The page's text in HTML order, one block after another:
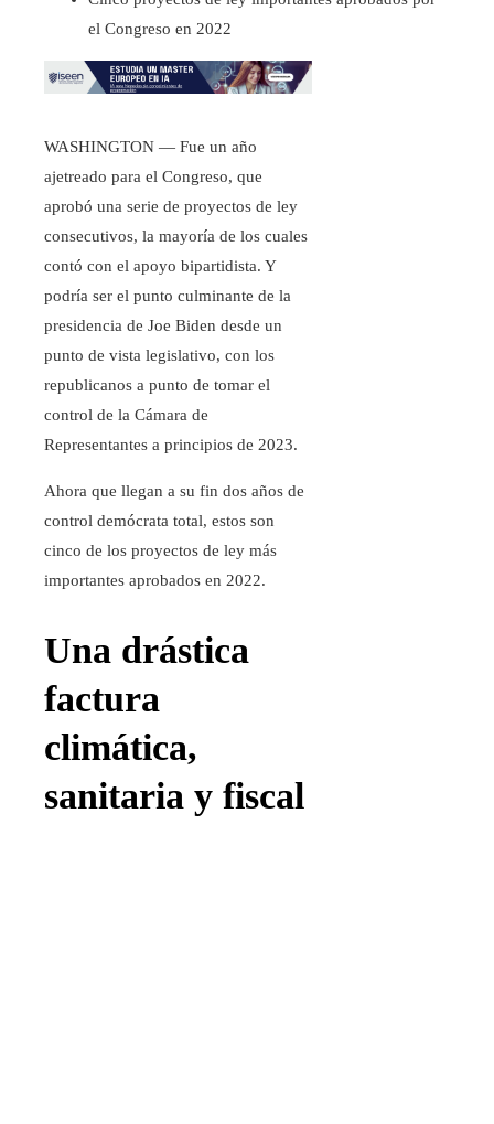
el Congreso en 2022
WASHINGTON — Fue un año
ajetreado para el Congreso, que
aprobó una serie de proyectos de ley
consecutivos, la mayoría de los cuales
contó con el apoyo bipartidista. Y
podría ser el punto culminante de la
presidencia de Joe Biden desde un
punto de vista legislativo, con los
republicanos a punto de tomar el
control de la Cámara de
Representantes a principios de 2023.
Ahora que llegan a su fin dos años de
control demócrata total, estos son
cinco de los proyectos de ley más
importantes aprobados en 2022.
Una drástica
factura
climática,
sanitaria y fiscal